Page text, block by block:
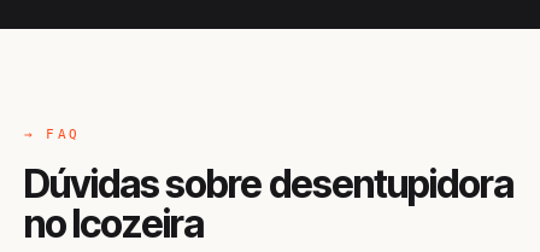
→ FAQ
Dúvidas sobre desentupidora
no Icozeira